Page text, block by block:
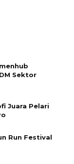
Sektor
Juara Pelari
Run Festival